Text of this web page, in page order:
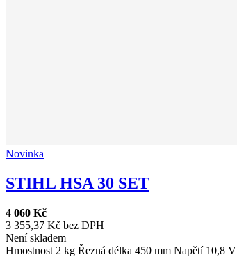
Novinka
STIHL HSA 30 SET
4 060 Kč
3 355,37 Kč bez DPH
Není skladem
Hmostnost 2 kg Řezná délka 450 mm Napětí 10,8 V